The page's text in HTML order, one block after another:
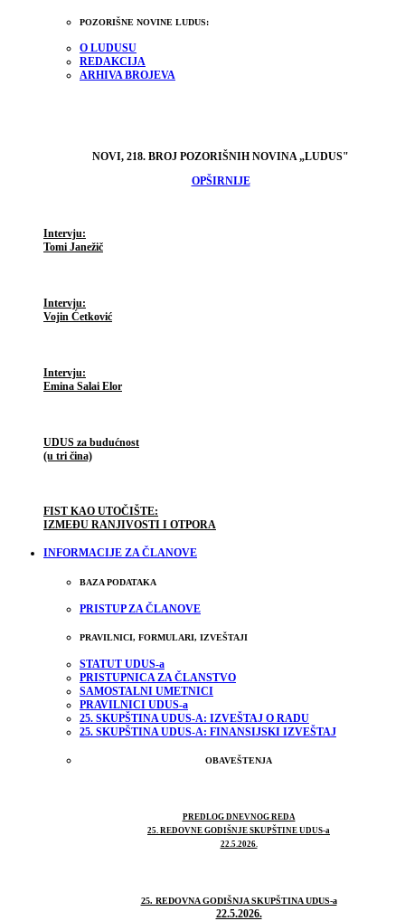
POZORIŠNE NOVINE LUDUS:
O LUDUSU
REDAKCIJA
ARHIVA BROJEVA
NOVI, 218. BROJ POZORIŠNIH NOVINA „LUDUS"
OPŠIRNIJE
Intervju:
Tomi Janežič
Intervju:
Vojin Ćetković
Intervju:
Emina Salai Elor
UDUS za budućnost
(u tri čina)
FIST KAO UTOČIŠTE:
IZMEĐU RANJIVOSTI I OTPORA
INFORMACIJE ZA ČLANOVE
BAZA PODATAKA
PRISTUP ZA ČLANOVE
PRAVILNICI, FORMULARI, IZVEŠTAJI
STATUT UDUS-a
PRISTUPNICA ZA ČLANSTVO
SAMOSTALNI UMETNICI
PRAVILNICI UDUS-a
25. SKUPŠTINA UDUS-A: IZVEŠTAJ O RADU
25. SKUPŠTINA UDUS-A: FINANSIJSKI IZVEŠTAJ
OBAVEŠTENJA
PREDLOG DNEVNOG REDA
25. REDOVNE GODIŠNJE SKUPŠTINE UDUS-a
22.5.2026.
25. REDOVNA GODIŠNJA SKUPŠTINA UDUS-a
22.5.2026.